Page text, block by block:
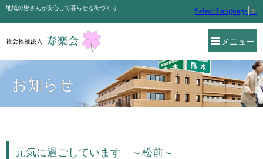
メニュー
地域の皆さんが安心して暮らせる街づくり Select Language ▼
お知らせ
元気に過ごしています ～松前～